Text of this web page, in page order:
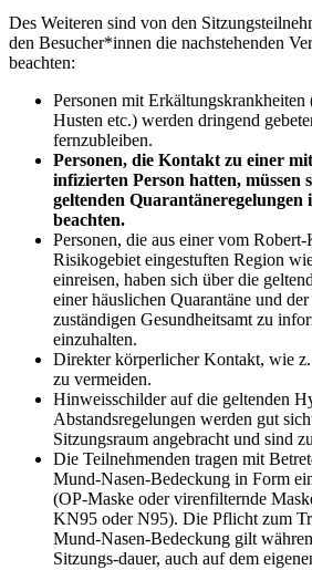
Des Weiteren sind von den
den Besucher*innen die nachstehenden
beachten:
Personen mit Erkältungskrankheiten
Husten etc.) werden dringend
fernzubleiben.
Personen, die Kontakt zu einer
infizierten Person hatten, müssen
geltenden Quarantäneregelungen
beachten.
Personen, die aus einer vom
Risikogebiet eingestuften Region
einreisen, haben sich über die
einer häuslichen Quarantäne und
zuständigen Gesundheitsamt zu
einzuhalten.
Direkter körperlicher Kontakt, wie
zu vermeiden.
Hinweisschilder auf die geltenden
Abstandsregelungen werden gut
Sitzungsraum angebracht und sind
Die Teilnehmenden tragen mit
Mund-Nasen-Bedeckung in Form
(OP-Maske oder virenfilternde
KN95 oder N95). Die Pflicht zum
Mund-Nasen-Bedeckung gilt
Sitzungs-dauer, auch auf dem